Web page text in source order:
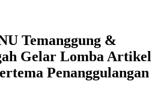
Temanggung &
Gelar Lomba Artikel
Penanggulangan